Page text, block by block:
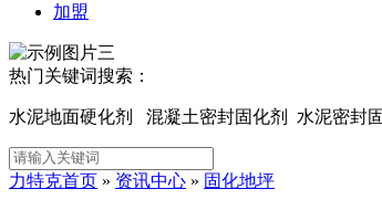
加盟
热门关键词搜索：
水泥地面硬化剂 混凝土密封固化剂 水泥密封
力特克首页 » 资讯中心 » 固化地坪